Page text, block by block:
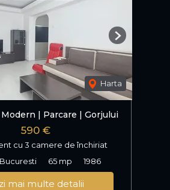
Harta
Next
| Parcare | Gorjului
590 €
cu 3 camere de închiriat
65 mp 1986
mai multe detalii